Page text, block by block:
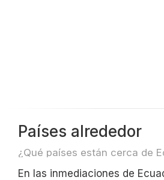
Países alrededor
En las inmediaciones de